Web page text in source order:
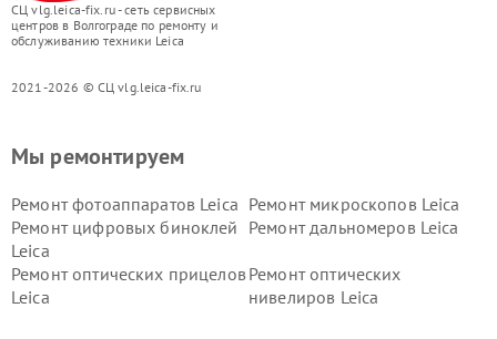
СЦ vlg.leica-fix.ru - сеть сервисных
центров в Волгограде по ремонту и
обслуживанию техники Leica
2021-2026 © СЦ vlg.leica-fix.ru
Мы ремонтируем
Ремонт фотоаппаратов Leica Ремонт микроскопов Leica
Ремонт цифровых биноклей
Leica
Ремонт дальномеров Leica
Ремонт оптических прицелов
Leica
Ремонт оптических
нивелиров Leica